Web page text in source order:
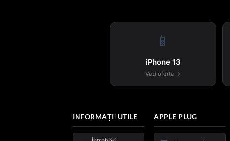
📱
iPhone 13
Vezi oferta →
INFORMAȚII UTILE APPLE PLUG